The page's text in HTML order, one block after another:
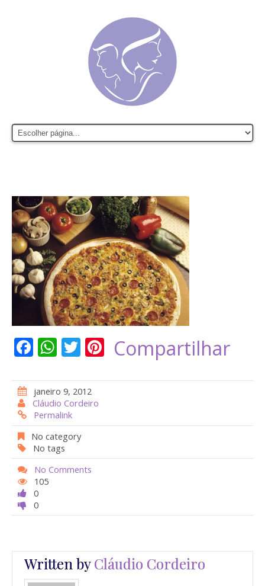
F
e
b
o
o
k
W
at
s
A
p
p
T
itt
er
Pi
er
st
Compartilhar
janeiro 9, 2012
Cláudio Cordeiro
Permalink
No category
No tags
No Comments
105
0
0
Written byCláudio Cordeiro